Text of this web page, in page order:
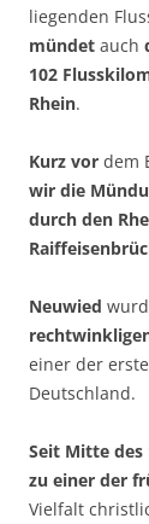
liegenden
mündet auch
102
Rhein.
Kurz vor dem
wir die
durch den
Neuwied
einer der
Deutschland.
Seit Mitte des
zu einer der
Vielfalt